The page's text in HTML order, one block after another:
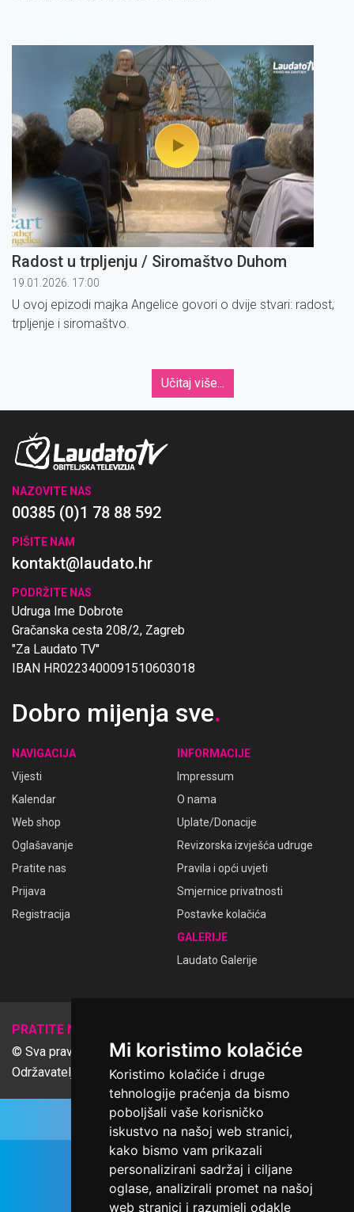
Mi koristimo kolačiće
Koristimo kolačiće i druge
tehnologije praćenja da bismo
poboljšali vaše korisničko
iskustvo na našoj web stranici,
kako bismo vam prikazali
personalizirani sadržaj i ciljane
oglase, analizirali promet na našoj
web stranici i razumjeli odakle
Radost u trpljenju / Siromaštvo Duhom
19.01.2026. 17:00
U ovoj epizodi majka Angelice govori o dvije stvari: radost,
trpljenje i siromaštvo.
Učitaj više...
NAZOVITE NAS
00385 (0)1 78 88 592
PIŠITE NAM
kontakt@laudato.hr
PODRŽITE NAS
Udruga Ime Dobrote
Gračanska cesta 208/2, Zagreb
"Za Laudato TV"
IBAN HR0223400091510603018
Dobro mijenja sve.
NAVIGACIJA
Vijesti
Kalendar
Web shop
Oglašavanje
Pratite nas
Prijava
Registracija
INFORMACIJE
Impressum
O nama
Uplate/Donacije
Revizorska izvješća udruge
Pravila i opći uvjeti
Smjernice privatnosti
Postavke kolačića
GALERIJE
Laudato Galerije
PRATITE NAS
© Sva prava pridržana Udruga Ime dobrote
Održavatelj Netcom d.o.o., Riva 6, Rijeka